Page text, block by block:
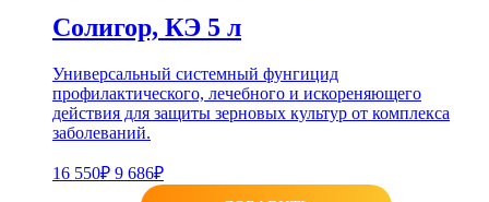
Солигор, КЭ 5 л
Универсальный системный фунгицид
профилактического, лечебного и искореняющего
действия для защиты зерновых культур от комплекса
заболеваний.
16 550₽ 9 686₽